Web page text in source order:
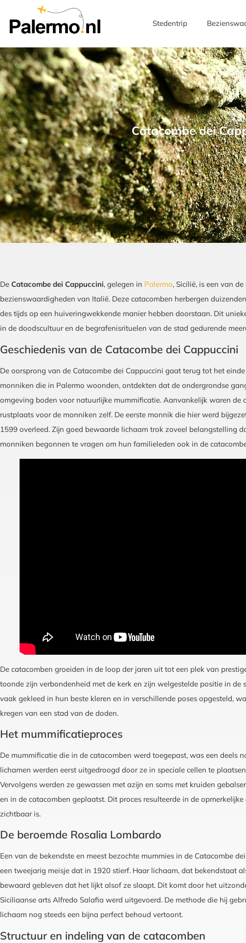
Stedentrip
Catacombe dei
De Catacombe dei Cappuccini, gelegen in Palermo, Sicilië, is een van
bezienswaardigheden van Italië. Deze catacomben herbergen
des tijds op een huiveringwekkende manier hebben doorstaan. Dit
in de doodscultuur en de begrafenisrituelen van de stad gedurende
Geschiedenis van de Catacombe dei Cappuccini
De oorsprong van de Catacombe dei Cappuccini gaat terug tot het
monniken die in Palermo woonden, ontdekten dat de ondergrondse
omgeving boden voor natuurlijke mummificatie. Aanvankelijk waren de
rustplaats voor de monniken zelf. De eerste monnik die hier werd
1599 overleed. Zijn goed bewaarde lichaam trok zoveel belangstelling
monniken begonnen te vragen om hun familieleden ook in de
De catacomben groeiden in de loop der jaren uit tot een plek van
toonde zijn verbondenheid met de kerk en zijn welgestelde positie in de
vaak gekleed in hun beste kleren en in verschillende poses opgesteld,
kregen van een stad van de doden.
Het mummificatieproces
De mummificatie die in de catacomben werd toegepast, was een deels
lichamen werden eerst uitgedroogd door ze in speciale cellen te
Vervolgens werden ze gewassen met azijn en soms met kruiden
en in de catacomben geplaatst. Dit proces resulteerde in de
zichtbaar is.
De beroemde Rosalia Lombardo
Een van de bekendste en meest bezochte mummies in de Catacombe
een tweejarig meisje dat in 1920 stierf. Haar lichaam, dat bekendstaat
bewaard gebleven dat het lijkt alsof ze slaapt. Dit komt door het
Siciliaanse arts Alfredo Salafia werd uitgevoerd. De methode die hij
lichaam nog steeds een bijna perfect behoud vertoont.
Structuur en indeling van de catacomben